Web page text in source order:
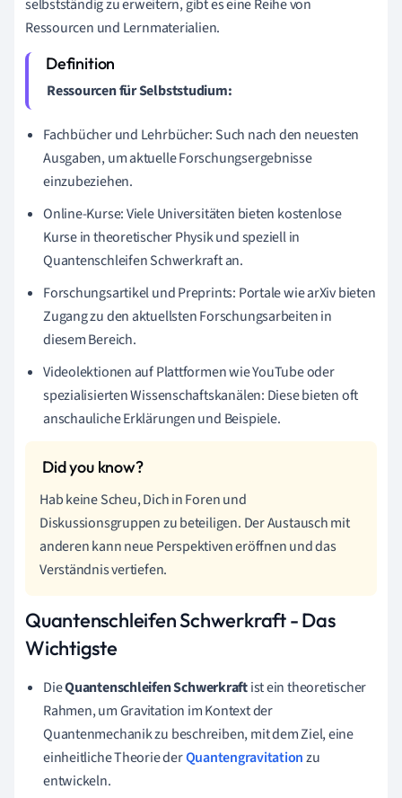
selbstständig zu erweitern, gibt es eine Reihe von
Ressourcen und Lernmaterialien.
Ressourcen für Selbststudium:
Fachbücher und Lehrbücher: Such nach den neuesten
Ausgaben, um aktuelle Forschungsergebnisse
einzubeziehen.
Online-Kurse: Viele Universitäten bieten kostenlose
Kurse in theoretischer Physik und speziell in
Quantenschleifen Schwerkraft an.
Forschungsartikel und Preprints: Portale wie arXiv bieten
Zugang zu den aktuellsten Forschungsarbeiten in
diesem Bereich.
Videolektionen auf Plattformen wie YouTube oder
spezialisierten Wissenschaftskanälen: Diese bieten oft
anschauliche Erklärungen und Beispiele.
Hab keine Scheu, Dich in Foren und
Diskussionsgruppen zu beteiligen. Der Austausch mit
anderen kann neue Perspektiven eröffnen und das
Verständnis vertiefen.
Quantenschleifen Schwerkraft - Das
Wichtigste
DieQuantenschleifen Schwerkraftist ein theoretischer
Rahmen, um Gravitation im Kontext der
Quantenmechanik zu beschreiben, mit dem Ziel, eine
einheitliche Theorie derQuantengravitationzu
entwickeln.